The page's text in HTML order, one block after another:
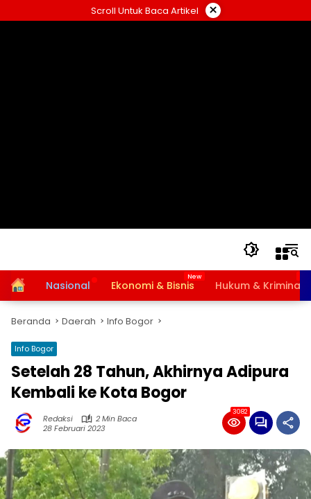
ke
Scroll Untuk Baca Artikel ×
HomeNasional Ekonomi & Bisnis Hukum & Kriminal
Beranda Daerah Info Bogor
Info Bogor
Setelah 28 Tahun, Akhirnya Adipura
Kembali ke Kota Bogor
Redaksi
2 Min Baca
28 Februari 2023
3082